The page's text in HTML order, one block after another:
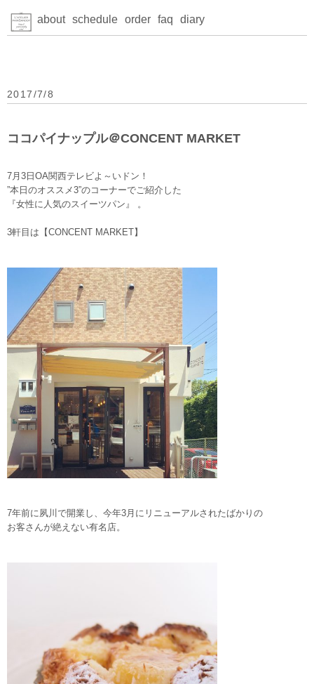
about schedule order faq diary
2017/7/8
ココパイナップル＠CONCENT MARKET
7月3日OA関西テレビよ～いドン！
”本日のオススメ3”のコーナーでご紹介した
『女性に人気のスイーツパン』 。
3軒目は【CONCENT MARKET】
7年前に夙川で開業し、今年3月にリニューアルされたばかりの
お客さんが絶えない有名店。